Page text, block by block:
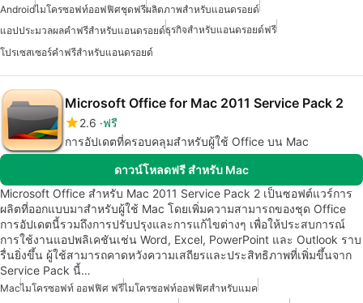
Androidไมโครซอฟท์ออฟฟิศชุดฟรีผลิตภาพสำหรับแอนดรอยด์
แอปประมวลผลคำฟรีสำหรับแอนดรอยด์ธุรกิจสำหรับแอนดรอยด์ฟรี
โปรเซสเซอร์คำฟรีสำหรับแอนดรอยด์
Microsoft Office for Mac 2011 Service Pack 2
2.6 ฟรี
การอัปเดตที่ครอบคลุมสำหรับผู้ใช้ Office บน Mac
ดาวน์โหลดฟรี สำหรับ Mac
Microsoft Office สำหรับ Mac 2011 Service Pack 2 เป็นซอฟต์แวร์การ
ผลิตที่ออกแบบมาสำหรับผู้ใช้ Mac โดยเพิ่มความสามารถของชุด Office
การอัปเดตนี้รวมถึงการปรับปรุงและการแก้ไขต่างๆ เพื่อให้ประสบการณ์
การใช้งานแอปพลิเคชันเช่น Word, Excel, PowerPoint และ Outlook ราบ
รื่นยิ่งขึ้น ผู้ใช้สามารถคาดหวังความเสถียรและประสิทธิภาพที่เพิ่มขึ้นจาก
Service Pack นี้…
Macไมโครซอฟท์ ออฟฟิศ ฟรีไมโครซอฟท์ออฟฟิศสำหรับแมค